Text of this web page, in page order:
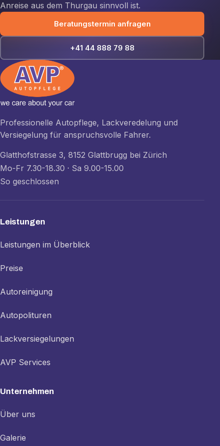
Anreise aus dem Thurgau sinnvoll ist.
Beratungstermin anfragen
+41 44 888 79 88
Professionelle Autopflege, Lackveredelung und
Versiegelung für anspruchsvolle Fahrer.
Glatthofstrasse 3, 8152 Glattbrugg bei Zürich
Mo-Fr 7.30-18.30 · Sa 9.00-15.00
So geschlossen
Leistungen
Leistungen im Überblick
Preise
Autoreinigung
Autopolituren
Lackversiegelungen
AVP Services
Unternehmen
Über uns
Galerie